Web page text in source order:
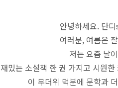
안녕하세요. 단
여러분, 여름은
저는 요즘 날
재밌는 소설책 한 권 가지고 시원
이 무더위 덕분에 문학과